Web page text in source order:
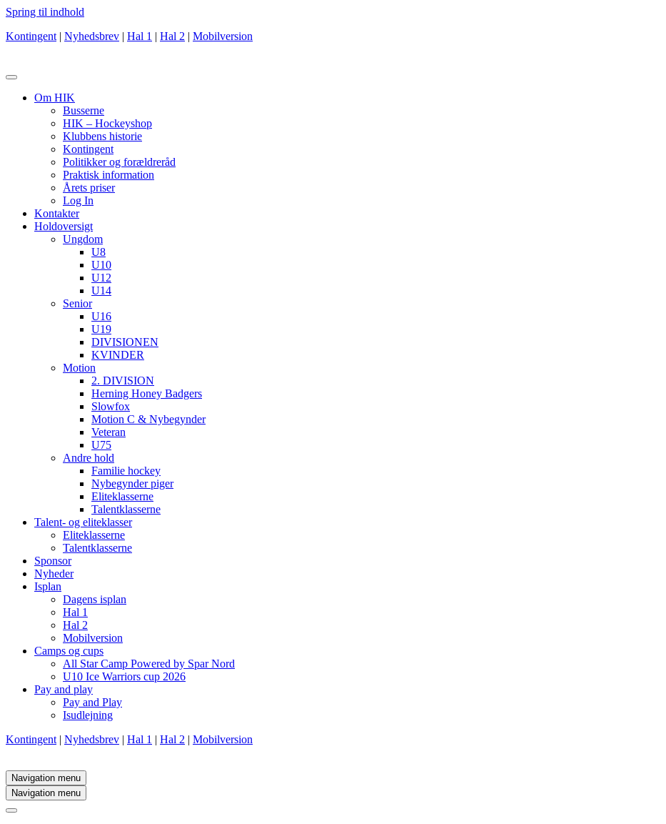
Spring til indhold
Kontingent | Nyhedsbrev | Hal 1 | Hal 2 | Mobilversion
Om HIK
Busserne
HIK – Hockeyshop
Klubbens historie
Kontingent
Politikker og forældreråd
Praktisk information
Årets priser
Log In
Kontakter
Holdoversigt
Ungdom
U8
U10
U12
U14
Senior
U16
U19
DIVISIONEN
KVINDER
Motion
2. DIVISION
Herning Honey Badgers
Slowfox
Motion C & Nybegynder
Veteran
U75
Andre hold
Familie hockey
Nybegynder piger
Eliteklasserne
Talentklasserne
Talent- og eliteklasser
Eliteklasserne
Talentklasserne
Sponsor
Nyheder
Isplan
Dagens isplan
Hal 1
Hal 2
Mobilversion
Camps og cups
All Star Camp Powered by Spar Nord
U10 Ice Warriors cup 2026
Pay and play
Pay and Play
Isudlejning
Kontingent | Nyhedsbrev | Hal 1 | Hal 2 | Mobilversion
Navigation menu
Navigation menu